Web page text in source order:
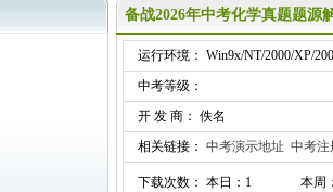
备战2026年中考化学真题题源
运行环境： Win9x/NT/2000/XP/
中考等级：
开 发 商： 佚名
相关链接： 中考演示地址 中考注
下载次数： 本日：1
本周